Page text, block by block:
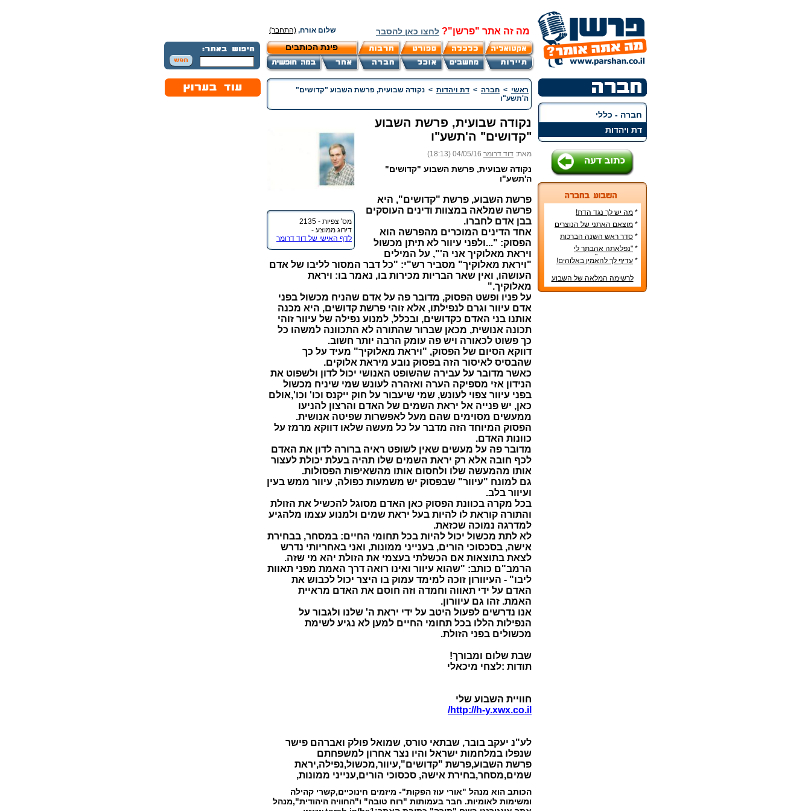
מה זה אתר "פרשן"? לחצו כאן להסבר שלום אורח, (התחבר)
פינת הכותבים
חברה - כללי
דת ויהדות
* מה יש לך נגד הדת!
* מוצאם האתני של הנוצרים
בארץ
* סדר ראש השנה הברכות
והסימנים
* "נפלאתה אהבתך לי
מאהבת נשים"
* עדיף לך להאמין באלוהים!
לרשימה המלאה של השבוע
ראשי > חברה > דת ויהדות > נקודה שבועית, פרשת השבוע "קדושים"
ה'תשע"ו
מס' צפיות - 2135
דירוג ממוצע -
לדף האישי של דוד דרומר
נקודה שבועית, פרשת השבוע
"קדושים" ה'תשע"ו
מאת: דוד דרומר 04/05/16 (18:13)
נקודה שבועית, פרשת השבוע "קדושים"
ה'תשע"ו
פרשת השבוע, פרשת "קדושים", היא
פרשה שמלאה במצוות ודינים העוסקים
בבן אדם לחברו.
אחד הדינים המוכרים מהפרשה הוא
הפסוק: "...ולפני עיוור לא תיתן מכשול
ויראת מאלוקיך אני ה'", על המילים
"ויראת מאלוקיך" מסביר רש"י: "כל דבר המסור לליבו של אדם
העושהו, ואין שאר הבריות מכירות בו, נאמר בו: ויראת
מאלוקיך."
על פניו ופשט הפסוק, מדובר פה על אדם שהניח מכשול בפני
אדם עיוור וגרם לנפילתו, אלא זוהי פרשת קדושים, היא מכנה
אותנו בני האדם כקדושים, ובכלל, למנוע נפילה של עיוור זוהי
תכונה אנושית, מכאן שברור שהתורה לא התכוונה למשהו כל
כך פשוט לכאורה ויש פה עומק הרבה יותר חשוב.
דווקא הסיום של הפסוק, "ויראת מאלוקיך" מעיד על כך
שהבסיס לאיסור הזה בפסוק נובע מיראת אלוקים.
כאשר מדובר על עבירה שהשופט האנושי יכול לדון ולשפוט את
הנידון אזי מספיקה הערה ואזהרה לעונש שמי שיניח מכשול
בפני עיוור צפוי לעונש, שמי שיעבור על חוק ייקנס וכו' וכו',אולם
כאן, יש פנייה אל יראת השמים של האדם והרצון להניעו
ממעשים מסוימים שהם מעל לאפשרות שפיטה אנושית.
הפסוק המיוחד הזה מדבר על כל מעשה שלאו דווקא מרמז על
כוונות האדם.
מדובר פה על מעשים שאין לשופט ראיה ברורה לדון את האדם
לכף חובה אלא רק יראת השמים שלו תהיה בעלת יכולת לעצור
אותו מהמעשה שלו ולחסום אותו מהשאיפות הפסולות.
גם למונח "עיוור" שבפסוק יש משמעות כפולה, עיוור ממש בעין
ועיוור בלב.
בכל מקרה בכוונת הפסוק כאן האדם מסוגל להכשיל את הזולת
והתורה קוראת לו להיות בעל יראת שמים ולמנוע עצמו מלהגיע
למדרגה נמוכה שכזאת.
לא לתת מכשול יכול להיות בכל תחומי החיים: במסחר, בבחירת
אישה, בסכסוכי הורים, בענייני ממונות, ואני באחריותי נדרש
לצאת בתוצאות אם הכשלתי בעצמי את הזולת יהא מי שזה.
הרמב"ם כותב: "שהוא עיוור ואינו רואה דרך האמת מפני תאוות
ליבו" - העיוורון זוכה למימד עמוק בו היצר יכול לכבוש את
האדם על ידי תאווה וחמדה וזה חוסם את האדם מראיית
האמת. זהו גם עיוורון.
אנו נדרשים לפעול היטב על ידי יראת ה' שלנו ולגבור על
הנפילות הללו בכל תחומי החיים למען לא נגיע לשימת
מכשולים בפני הזולת.
שבת שלום ומבורך!
תודות :לצחי מיכאלי
חוויית השבוע שלי
http://h-y.xwx.co.il/
לע"נ יעקב בובר, שבתאי טורס, שמואל פולק ואברהם פישר
שנפלו במלחמות ישראל והיו נצר אחרון למשפחתם
פרשת השבוע,פרשת "קדושים",עיוור,מכשול,נפילה,יראת
שמים,מסחר,בחירת אישה, סכסוכי הורים,ענייני ממונות,
הכותב הוא מנהל "אורי עוז הפקות"- מיזמים חינוכיים,קשרי קהילה
ומשימות לאומיות. חבר בעמותות "רוח טובה" ו"החוויה היהודית",מנהל